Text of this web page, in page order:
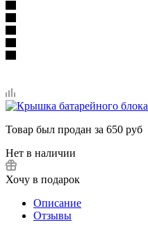
Товар был продан за 650 руб
Нет в наличии
Хочу в подарок
Описание
Отзывы